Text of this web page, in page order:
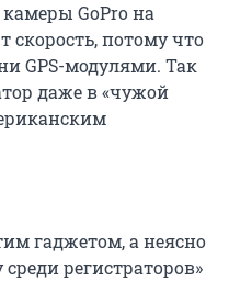
GoPro на
скорость, потому что
GPS-модулями. Так
даже в «чужой
гаджетом, а неясно
регистраторов»